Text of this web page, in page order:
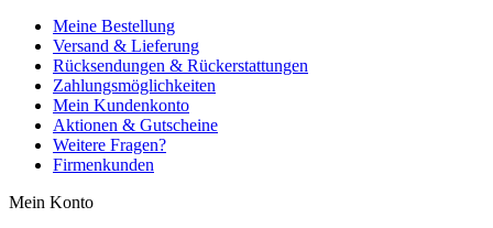
Meine Bestellung
Versand & Lieferung
Rücksendungen & Rückerstattungen
Zahlungsmöglichkeiten
Mein Kundenkonto
Aktionen & Gutscheine
Weitere Fragen?
Firmenkunden
Mein Konto